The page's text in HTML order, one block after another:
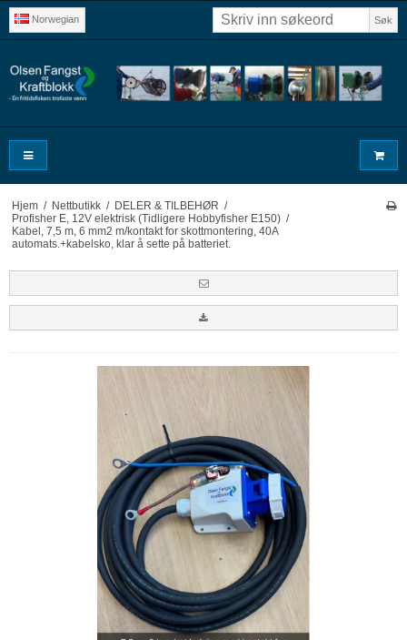
Norwegian Søk
Hjem / Nettbutikk / DELER & TILBEHØR /
Profisher E, 12V elektrisk (Tidligere Hobbyfisher E150) /
Kabel, 7,5 m, 6 mm2 m/kontakt for skottmontering, 40A
automats.+kabelsko, klar å sette på batteriet.